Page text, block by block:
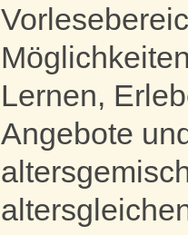
Lernen,
Angebote